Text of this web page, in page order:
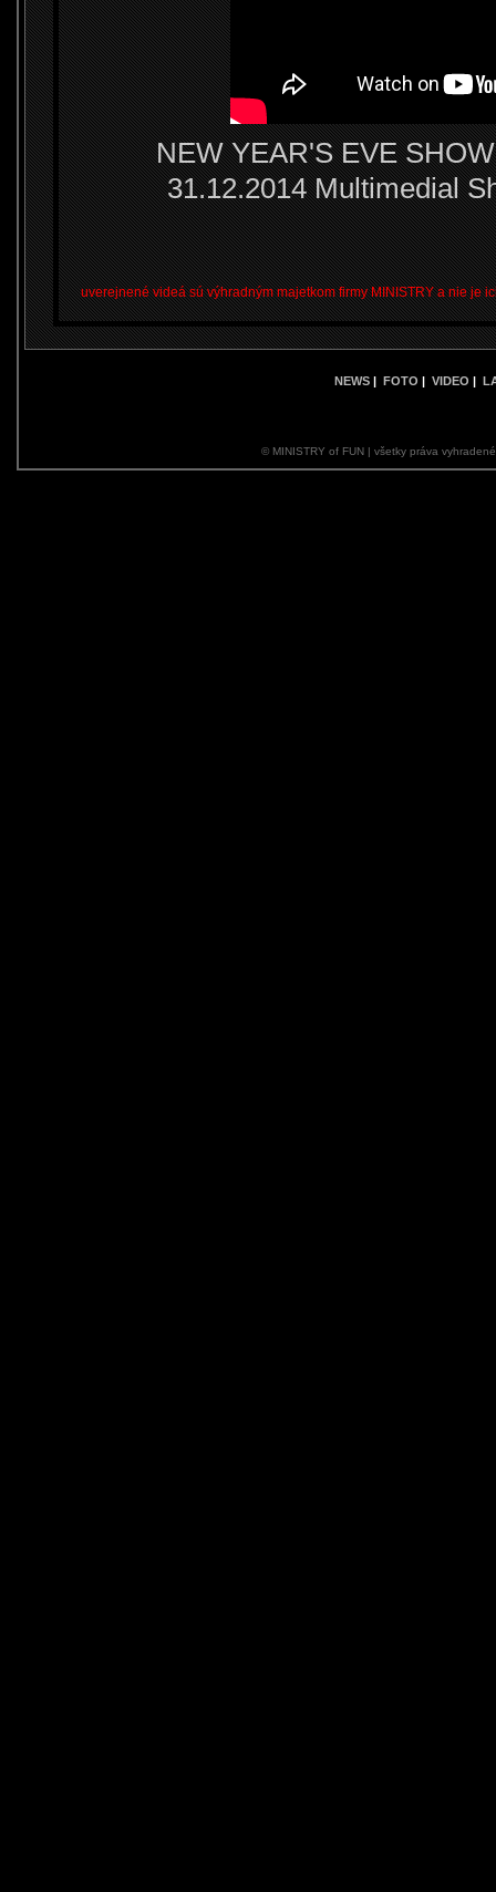
NEW YEAR'S EVE
31.12.2014 Multimedial
uverejnené videá sú výhradným majetkom firmy MINISTRY a nie
NEWS | FOTO | VIDEO |
© MINISTRY of FUN | všetky práva